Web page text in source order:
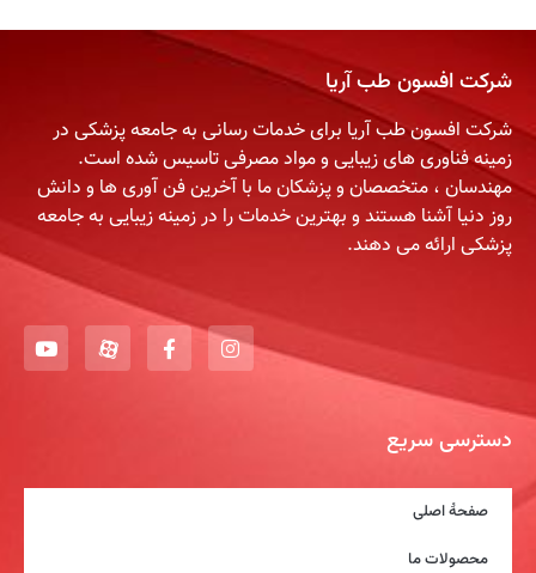
شرکت افسون طب آریا
شرکت افسون طب آریا برای خدمات رسانی به جامعه پزشکی در
زمینه فناوری های زیبایی و مواد مصرفی تاسیس شده است.
مهندسان ، متخصصان و پزشکان ما با آخرین فن آوری ها و دانش
روز دنیا آشنا هستند و بهترین خدمات را در زمینه زیبایی به جامعه
پزشکی ارائه می دهند.
دسترسی سریع
صفحۀ اصلی
محصولات ما